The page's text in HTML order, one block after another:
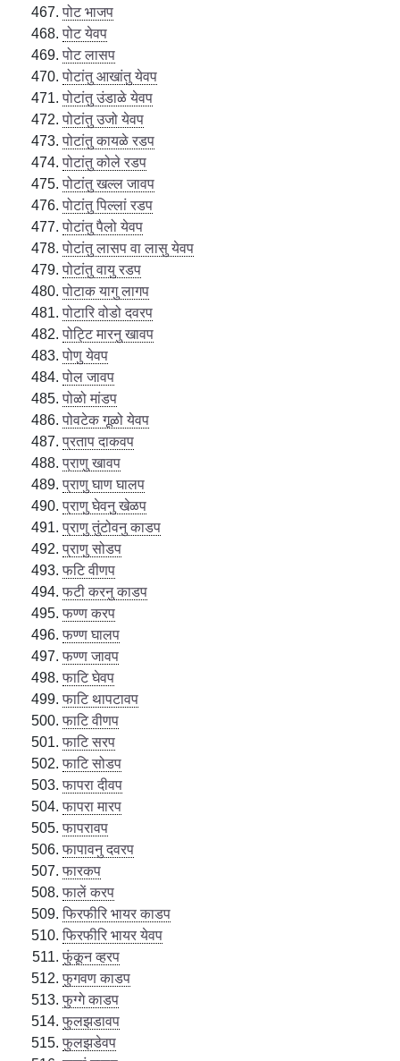
पोट भाजप
पोट येवप
पोट लासप
पोटांतु आखांतु येवप
पोटांतु उंडाळे येवप
पोटांतु उजो येवप
पोटांतु कायळे रडप
पोटांतु कोले रडप
पोटांतु खल्ल जावप
पोटांतु पिल्लां रडप
पोटांतु पैलो येवप
पोटांतु लासप वा लासु येवप
पोटांतु वायु रडप
पोटाक यागु लागप
पोटारि वोडो दवरप
पोट्टि मारनु खावप
पोणु येवप
पोल जावप
पोळो मांडप
पोवटेक गूळो येवप
प्रताप दाकवप
प्राणु खावप
प्राणु घाण घालप
प्राणु घेवनु खेळप
प्राणु तुंटोवनु काडप
प्राणु सोडप
फटि वीणप
फटी करनु काडप
फण्ण करप
फण्ण घालप
फण्ण जावप
फाटि घेवप
फाटि थापटावप
फाटि वीणप
फाटि सरप
फाटि सोडप
फापरा दीवप
फापरा मारप
फापरावप
फापावनु दवरप
फारकप
फालें करप
फिरफीरि भायर काडप
फिरफीरि भायर येवप
फुंकून व्हरप
फुगवण काडप
फुग्गे काडप
फुलझडावप
फुलझडेवप